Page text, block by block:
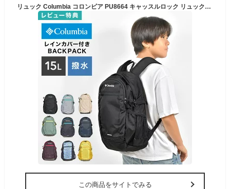
リュック Columbia コロンビア PU8664 キャッスルロック リュックサック バックパック 15L 撥水 軽量 丈夫 レインカバー付き A4 小さめ キッズ ジュニア レディース ブランド アウトドア 登山 ハイキング レジャー 通学 小学生 中学生 男の子 女の子 おしゃれ 黒 ブラック
この商品をサイトでみる